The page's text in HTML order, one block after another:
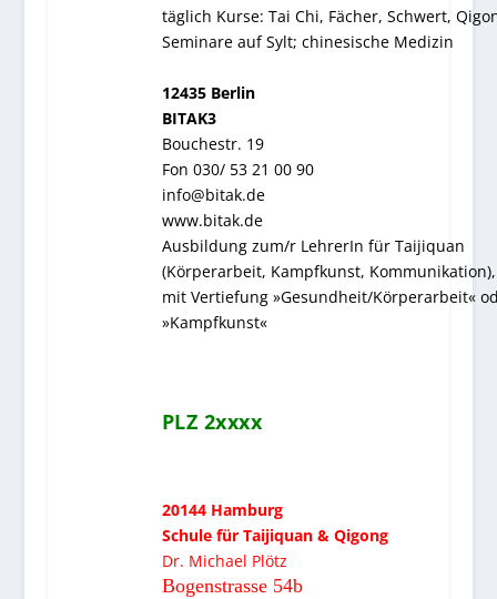
täglich Kurse: Tai Chi, Fächer, Schwert,
Seminare auf Sylt; chinesische Medizin
12435 Berlin
BITAK3
Bouchestr. 19
Fon 030/ 53 21 00 90
info@bitak.de
www.bitak.de
Ausbildung zum/r LehrerIn für Taijiquan
(Körperarbeit, Kampfkunst, Kommunikation),
mit Vertiefung »Gesundheit/Körperarbeit«
»Kampfkunst«
PLZ 2xxxx
20144 Hamburg
Schule für Taijiquan & Qigong
Dr. Michael Plötz
Bogenstrasse 54b